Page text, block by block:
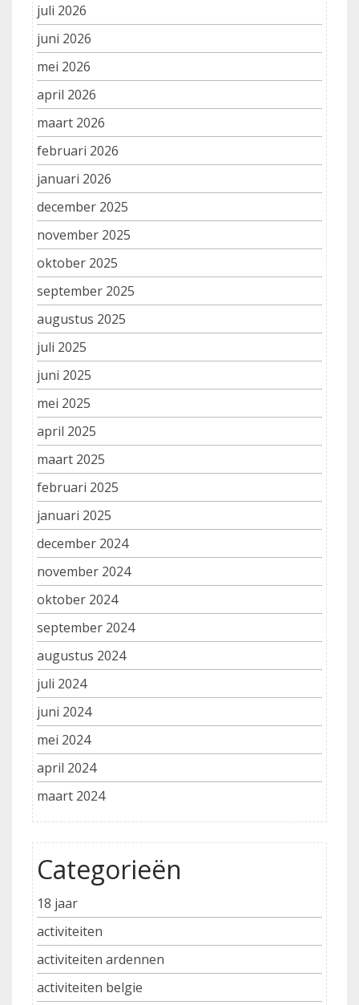
juli 2026
juni 2026
mei 2026
april 2026
maart 2026
februari 2026
januari 2026
december 2025
november 2025
oktober 2025
september 2025
augustus 2025
juli 2025
juni 2025
mei 2025
april 2025
maart 2025
februari 2025
januari 2025
december 2024
november 2024
oktober 2024
september 2024
augustus 2024
juli 2024
juni 2024
mei 2024
april 2024
maart 2024
Categorieën
18 jaar
activiteiten
activiteiten ardennen
activiteiten belgie